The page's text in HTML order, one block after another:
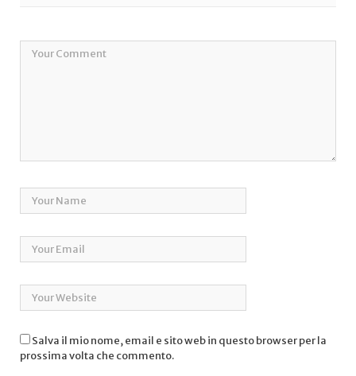
Salva il mio nome, email e sito web in questo browser per la
prossima volta che commento.